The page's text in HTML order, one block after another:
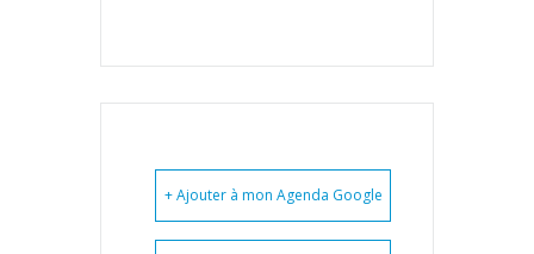
+ Ajouter à mon Agenda Google